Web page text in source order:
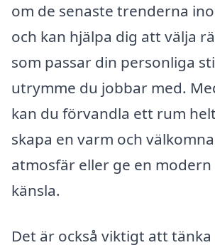
om de senaste trenderna
och kan hjälpa dig att välja
som passar din personliga
utrymme du jobbar med.
kan du förvandla ett rum
skapa en varm och
atmosfär eller ge en modern
känsla.
Det är också viktigt att tänka